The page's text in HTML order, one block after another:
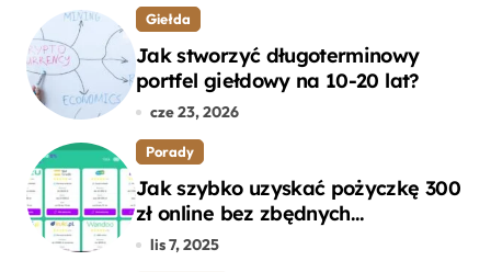
Giełda
Jak stworzyć długoterminowy
portfel giełdowy na 10-20 lat?
cze 23, 2026
Porady
Jak szybko uzyskać pożyczkę 300
zł online bez zbędnych
formalności?
lis 7, 2025